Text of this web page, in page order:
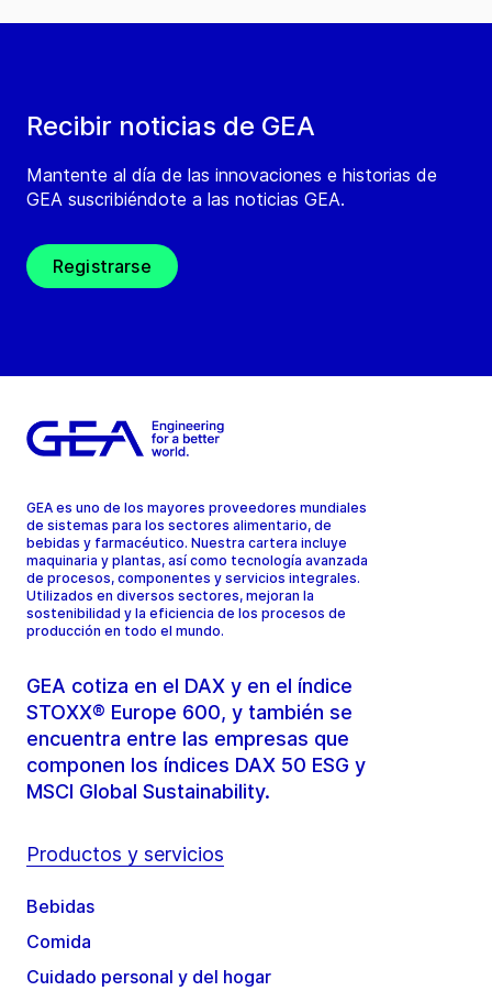
Recibir noticias de GEA
Mantente al día de las innovaciones e historias de
GEA suscribiéndote a las noticias GEA.
Registrarse
GEA es uno de los mayores proveedores mundiales
de sistemas para los sectores alimentario, de
bebidas y farmacéutico. Nuestra cartera incluye
maquinaria y plantas, así como tecnología avanzada
de procesos, componentes y servicios integrales.
Utilizados en diversos sectores, mejoran la
sostenibilidad y la eficiencia de los procesos de
producción en todo el mundo.
GEA cotiza en el DAX y en el índice
STOXX® Europe 600, y también se
encuentra entre las empresas que
componen los índices DAX 50 ESG y
MSCI Global Sustainability.
Productos y servicios
Bebidas
Comida
Cuidado personal y del hogar